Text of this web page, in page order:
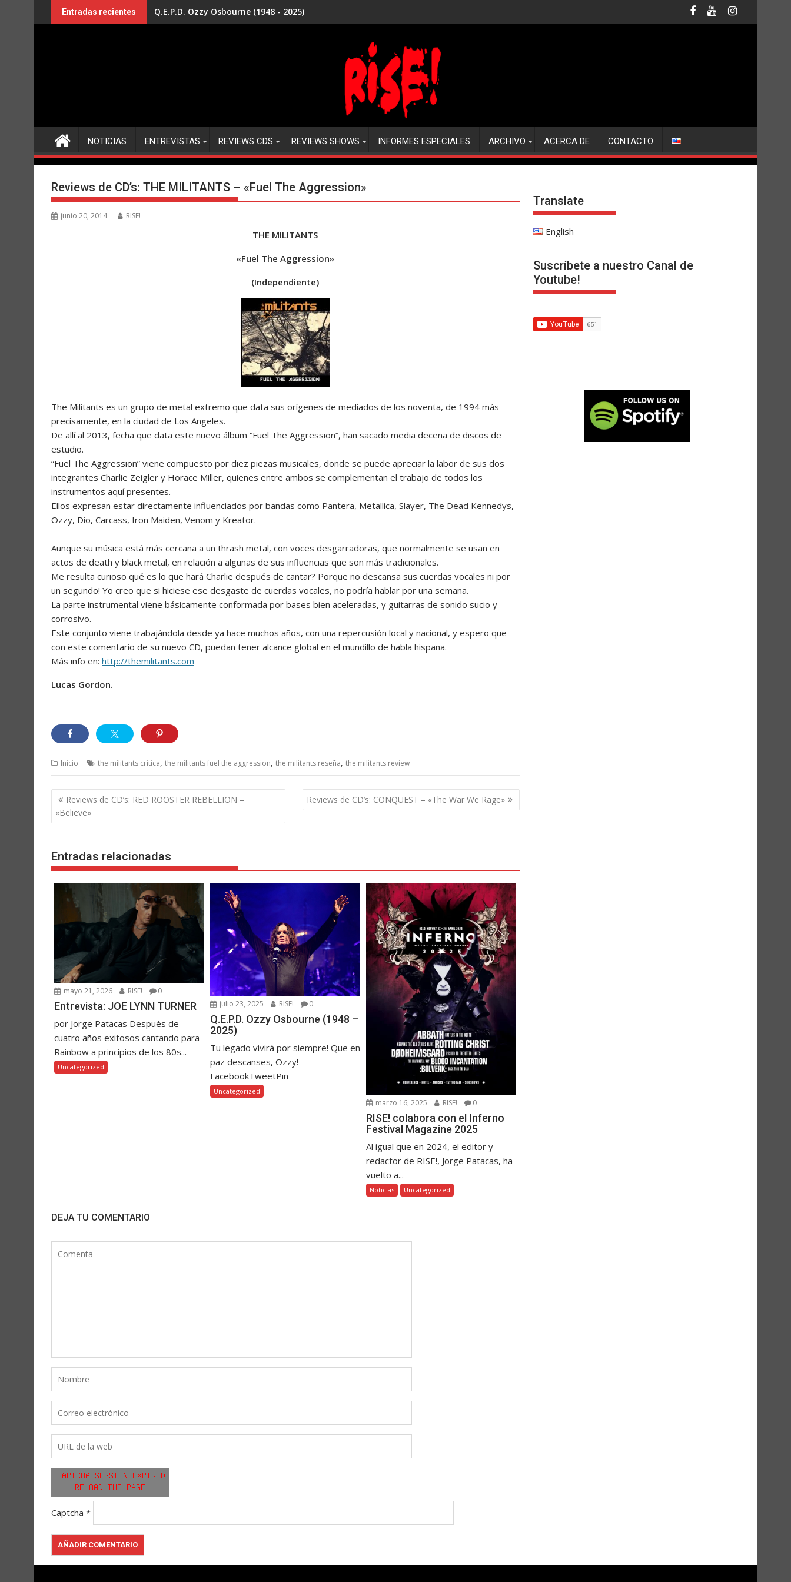
al
Entradas recientes Q.E.P.D. Ozzy Osbourne (1948 - 2025)
NOTICIAS ENTREVISTAS REVIEWS CDS REVIEWS SHOWS INFORMES ESPECIALES ARCHIVO ACERCA DE CONTACTO
Reviews de CD’s: THE MILITANTS – «Fuel The Aggression»
junio 20, 2014 RISE!
THE MILITANTS
«Fuel The Aggression»
(Independiente)
The Militants es un grupo de metal extremo que data sus orígenes de mediados de los noventa, de 1994 más
precisamente, en la ciudad de Los Angeles.
De allí al 2013, fecha que data este nuevo álbum “Fuel The Aggression”, han sacado media decena de discos de
estudio.
“Fuel The Aggression” viene compuesto por diez piezas musicales, donde se puede apreciar la labor de sus dos
integrantes Charlie Zeigler y Horace Miller, quienes entre ambos se complementan el trabajo de todos los
instrumentos aquí presentes.
Ellos expresan estar directamente influenciados por bandas como Pantera, Metallica, Slayer, The Dead Kennedys,
Ozzy, Dio, Carcass, Iron Maiden, Venom y Kreator.
Aunque su música está más cercana a un thrash metal, con voces desgarradoras, que normalmente se usan en
actos de death y black metal, en relación a algunas de sus influencias que son más tradicionales.
Me resulta curioso qué es lo que hará Charlie después de cantar? Porque no descansa sus cuerdas vocales ni por
un segundo! Yo creo que si hiciese ese desgaste de cuerdas vocales, no podría hablar por una semana.
La parte instrumental viene básicamente conformada por bases bien aceleradas, y guitarras de sonido sucio y
corrosivo.
Este conjunto viene trabajándola desde ya hace muchos años, con una repercusión local y nacional, y espero que
con este comentario de su nuevo CD, puedan tener alcance global en el mundillo de habla hispana.
Más info en: http://themilitants.com
Lucas Gordon.
Inicio the militants critica, the militants fuel the aggression, the militants reseña, the militants review
Navegación
de
entradas
Reviews de CD’s: RED ROOSTER REBELLION –
«Believe»
Reviews de CD’s: CONQUEST – «The War We Rage»
Entradas relacionadas
mayo 21, 2026 RISE! 0
Entrevista: JOE LYNN TURNER
por Jorge Patacas Después de
cuatro años exitosos cantando para
Rainbow a principios de los 80s...
Uncategorized
julio 23, 2025 RISE! 0
Q.E.P.D. Ozzy Osbourne (1948 –
2025)
Tu legado vivirá por siempre! Que en
paz descanses, Ozzy!
FacebookTweetPin
Uncategorized
marzo 16, 2025 RISE! 0
RISE! colabora con el Inferno
Festival Magazine 2025
Al igual que en 2024, el editor y
redactor de RISE!, Jorge Patacas, ha
vuelto a...
Noticias Uncategorized
DEJA TU COMENTARIO
Captcha *
Translate
English
Suscríbete a nuestro Canal de
Youtube!
------------------------------------------